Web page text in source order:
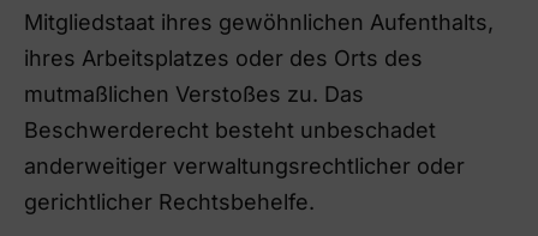
Mitgliedstaat ihres gewöhnlichen Aufenthalts,
ihres Arbeitsplatzes oder des Orts des
mutmaßlichen Verstoßes zu. Das
Beschwerderecht besteht unbeschadet
anderweitiger verwaltungsrechtlicher oder
gerichtlicher Rechtsbehelfe.